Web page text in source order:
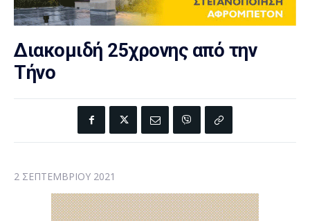
Διακομιδή 25χρονης από την
Τήνο
2 ΣΕΠΤΕΜΒΡΊΟΥ 2021